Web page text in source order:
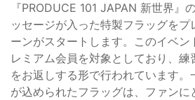
『PRODUCE 101 JAPAN 新世界』
ッセージが入った特製フラッグを
ーンがスタートします。このイベ
レミアム会員を対象としており、
をお返しする形で行われています
が込められたフラッグは、ファンに